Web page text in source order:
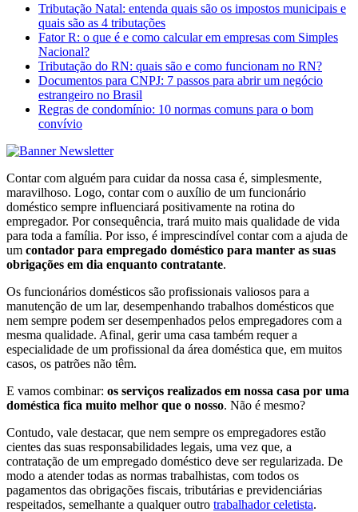
Tributação Natal: entenda quais são os impostos municipais e
quais são as 4 tributações
Fator R: o que é e como calcular em empresas com Simples
Nacional?
Tributação do RN: quais são e como funcionam no RN?
Documentos para CNPJ: 7 passos para abrir um negócio
estrangeiro no Brasil
Regras de condomínio: 10 normas comuns para o bom
convívio
Contar com alguém para cuidar da nossa casa é, simplesmente,
maravilhoso. Logo, contar com o auxílio de um funcionário
doméstico sempre influenciará positivamente na rotina do
empregador. Por consequência, trará muito mais qualidade de vida
para toda a família. Por isso, é imprescindível contar com a ajuda de
um contador para empregado doméstico para manter as suas
obrigações em dia enquanto contratante.
Os funcionários domésticos são profissionais valiosos para a
manutenção de um lar, desempenhando trabalhos domésticos que
nem sempre podem ser desempenhados pelos empregadores com a
mesma qualidade. Afinal, gerir uma casa também requer a
especialidade de um profissional da área doméstica que, em muitos
casos, os patrões não têm.
E vamos combinar: os serviços realizados em nossa casa por uma
doméstica fica muito melhor que o nosso. Não é mesmo?
Contudo, vale destacar, que nem sempre os empregadores estão
cientes das suas responsabilidades legais, uma vez que, a
contratação de um empregado doméstico deve ser regularizada. De
modo a atender todas as normas trabalhistas, com todos os
pagamentos das obrigações fiscais, tributárias e previdenciárias
respeitados, semelhante a qualquer outro trabalhador celetista.